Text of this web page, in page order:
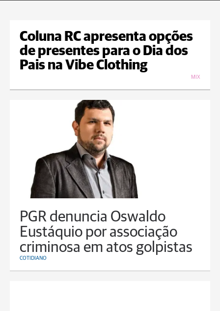
Coluna RC apresenta opções
de presentes para o Dia dos
Pais na Vibe Clothing
MIX
PGR denuncia Oswaldo
Eustáquio por associação
criminosa em atos golpistas
COTIDIANO